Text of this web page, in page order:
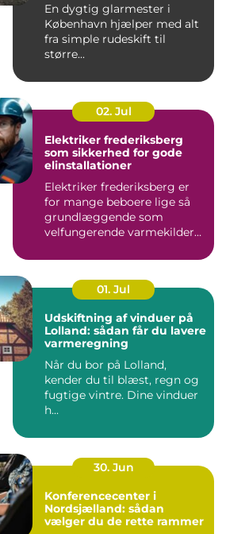
En dygtig glarmester i
København hjælper med alt
fra simple rudeskift til
større...
02. Jul
Elektriker frederiksberg
som sikkerhed for gode
elinstallationer
Elektriker frederiksberg er
for mange beboere lige så
grundlæggende som
velfungerende varmekilder
01. Jul
Udskiftning af vinduer på
Lolland: sådan får du lavere
varmeregning
Når du bor på Lolland,
kender du til blæst, regn og
fugtige vintre. Dine vinduer
h...
30. Jun
Konferencecenter i
Nordsjælland: sådan
vælger du de rette rammer